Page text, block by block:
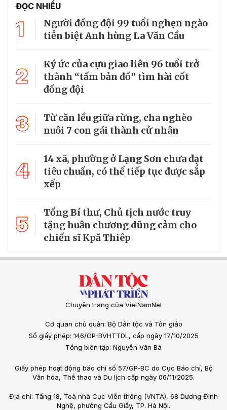
ĐỌC NHIỀU
1
Người đồng đội 99 tuổi nghẹn ngào
tiễn biệt Anh hùng La Văn Cầu
2
Ký ức của cựu giao liên 96 tuổi trở
thành “tấm bản đồ” tìm hài cốt
đồng đội
3
Từ căn lều giữa rừng, cha nghèo
nuôi 7 con gái thành cử nhân
4
14 xã, phường ở Lạng Sơn chưa đạt
tiêu chuẩn, có thể tiếp tục được sắp
xếp
5
Tổng Bí thư, Chủ tịch nước truy
tặng huân chương dũng cảm cho
chiến sĩ Kpă Thiêp
Chuyên trang của VietNamNet
Cơ quan chủ quản: Bộ Dân tộc và Tôn giáo
Số giấy phép: 146/GP-BVHTTDL, cấp ngày 17/10/2025
Tổng biên tập: Nguyễn Văn Bá
Giấy phép hoạt động báo chí số 57/GP-BC do Cục Báo chí, Bộ
Văn hóa, Thể thao và Du lịch cấp ngày 06/11/2025.
Địa chỉ: Tầng 18, Toà nhà Cục Viễn thông (VNTA), 68 Dương Đình
Nghệ, phường Cầu Giấy, TP. Hà Nội.